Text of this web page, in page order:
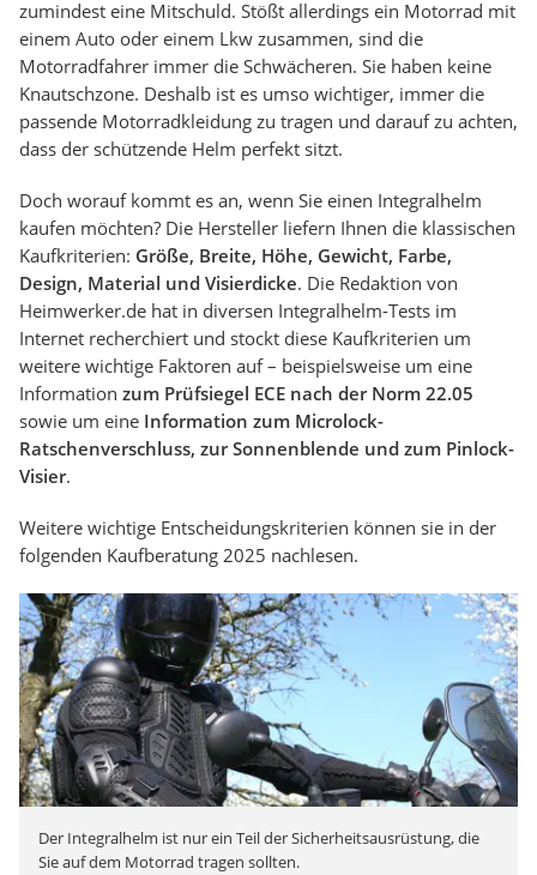
zumindest eine Mitschuld. Stößt allerdings ein Motorrad mit
einem Auto oder einem Lkw zusammen, sind die
Motorradfahrer immer die Schwächeren. Sie haben keine
Knautschzone. Deshalb ist es umso wichtiger, immer die
passende Motorradkleidung zu tragen und darauf zu achten,
dass der schützende Helm perfekt sitzt.
Doch worauf kommt es an, wenn Sie einen Integralhelm
kaufen möchten? Die Hersteller liefern Ihnen die klassischen
Kaufkriterien: Größe, Breite, Höhe, Gewicht, Farbe,
Design, Material und Visierdicke. Die Redaktion von
Heimwerker.de hat in diversen Integralhelm-Tests im
Internet recherchiert und stockt diese Kaufkriterien um
weitere wichtige Faktoren auf – beispielsweise um eine
Information zum Prüfsiegel ECE nach der Norm 22.05
sowie um eine Information zum Microlock-
Ratschenverschluss, zur Sonnenblende und zum Pinlock-
Visier.
Weitere wichtige Entscheidungskriterien können sie in der
folgenden Kaufberatung 2025 nachlesen.
Der Integralhelm ist nur ein Teil der Sicherheitsausrüstung, die
Sie auf dem Motorrad tragen sollten.